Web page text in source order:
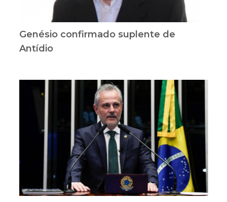
Genésio confirmado suplente de
Antídio